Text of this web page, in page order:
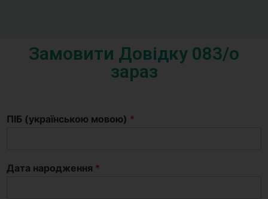
Замовити Довідку 083/o
зараз
ПІБ (українською мовою) *
Дата народження *